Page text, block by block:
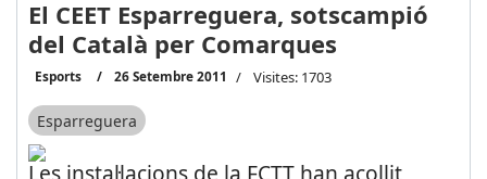
El CEET Esparreguera, sotscampió
del Català per Comarques
Esports 26 Setembre 2011 Visites: 1703
Esparreguera
Les instal·lacions de la FCTT han acollit